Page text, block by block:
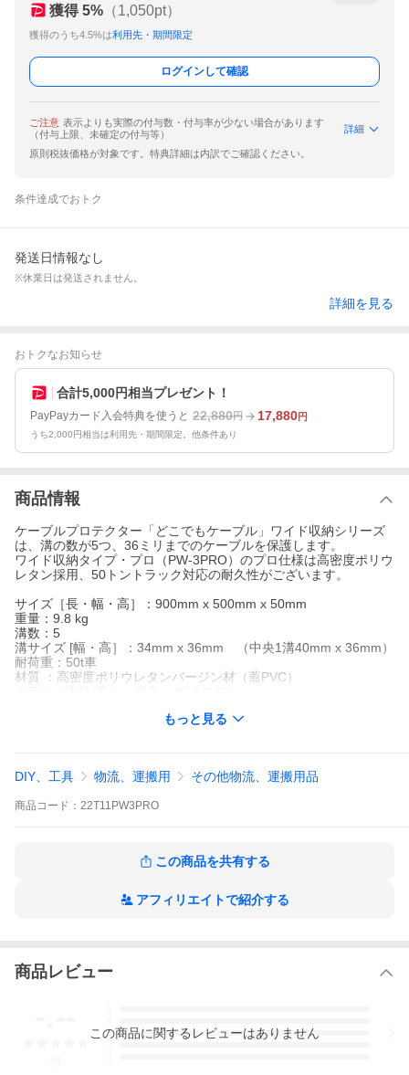
獲得 5% （1,050pt）
獲得のうち4.5%は利用先・期間限定
ログインして確認
ご注意 表示よりも実際の付与数・付与率が少ない場合があります
（付与上限、未確定の付与等）
詳細
原則税抜価格が対象です。特典詳細は内訳でご確認ください。
条件達成でおトク
発送日情報なし
※休業日は発送されません。
詳細を見る
おトクなお知らせ
合計5,000円相当プレゼント！
PayPayカード入会特典を使うと 22,880円 17,880円
うち2,000円相当は利用先・期間限定。他条件あり
商品情報
ケーブルプロテクター「どこでもケーブル」ワイド収納シリーズ
は、溝の数が5つ、36ミリまでのケーブルを保護します。
ワイド収納タイプ・プロ（PW-3PRO）のプロ仕様は高密度ポリウ
レタン採用、50トントラック対応の耐久性がございます。
サイズ［長・幅・高］：900mm x 500mm x 50mm
重量：9.8 kg
溝数：5
溝サイズ [幅・高］：34mm x 36mm （中央1溝40mm x 36mm）
耐荷重：50t車
材質 ：高密度ポリウレタンバージン材（蓋PVC）
もっと見る
DIY、工具 物流、運搬用 その他物流、運搬用品
商品 コード： 22T11PW3PRO
この商品を共有する
アフィリエイトで紹介する
商品レビュー
3
この商品に関するレビューはありません